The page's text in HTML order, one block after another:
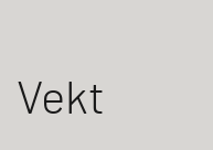
Vekt